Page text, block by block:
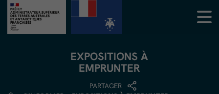
EXPOSITIONS À
EMPRUNTER
PARTAGER